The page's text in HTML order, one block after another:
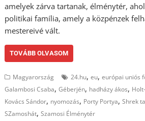
amelyek zárva tartanak, élménytér,
politikai família, amely a közpénzek
mestereivé vált.
TOVÁBB OLVASOM
Magyarország 24.hu,eu,európai uniós
Galambosi Csaba,Géberjén, hadházy ákos,
Kovács Sándor, nyomozás, Porty Portya,Shrek
SZamoshát,Szamosi Élménytér